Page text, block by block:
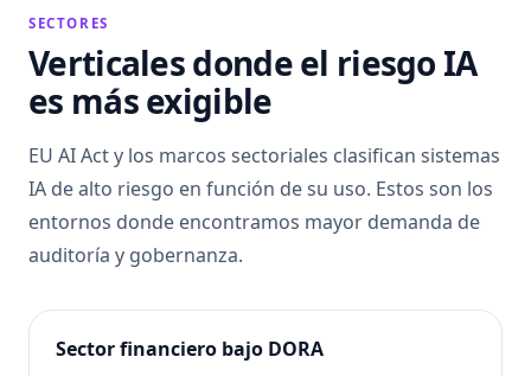
SECTORES
Verticales donde el riesgo IA
es más exigible
EU AI Act y los marcos sectoriales clasifican sistemas
IA de alto riesgo en función de su uso. Estos son los
entornos donde encontramos mayor demanda de
auditoría y gobernanza.
Sector financiero bajo DORA